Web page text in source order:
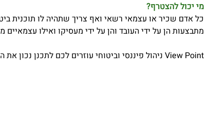
מי יכול להצטרף?
כל אדם שכיר או עצמאי רשאי ואף צריך שתהיה לו תוכנית
מתבצעות הן על ידי העובד והן על ידי מעסיקו ואילו
View Point ניהול פיננסי וביטוחי עוזרים לכם לתכנן נכון את העתיד